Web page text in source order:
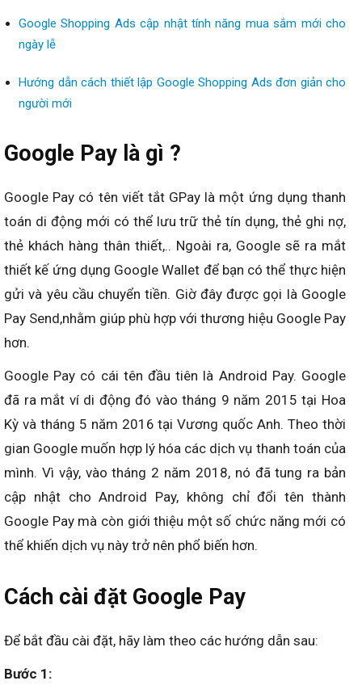
Google Shopping Ads cập nhật tính năng mua sắm mới cho
ngày lễ
Hướng dẫn cách thiết lập Google Shopping Ads đơn giản cho
người mới
Google Pay là gì ?
Google Pay có tên viết tắt GPay là một ứng dụng thanh
toán di động mới có thể lưu trữ thẻ tín dụng, thẻ ghi nợ,
thẻ khách hàng thân thiết,.. Ngoài ra, Google sẽ ra mắt
thiết kế ứng dụng Google Wallet để bạn có thể thực hiện
gửi và yêu cầu chuyển tiền. Giờ đây được gọi là Google
Pay Send,nhằm giúp phù hợp với thương hiệu Google Pay
hơn.
Google Pay có cái tên đầu tiên là Android Pay. Google
đã ra mắt ví di động đó vào tháng 9 năm 2015 tại Hoa
Kỳ và tháng 5 năm 2016 tại Vương quốc Anh. Theo thời
gian Google muốn hợp lý hóa các dịch vụ thanh toán của
mình. Vì vậy, vào tháng 2 năm 2018, nó đã tung ra bản
cập nhật cho Android Pay, không chỉ đổi tên thành
Google Pay mà còn giới thiệu một số chức năng mới có
thể khiến dịch vụ này trở nên phổ biến hơn.
Cách cài đặt Google Pay
Để bắt đầu cài đặt, hãy làm theo các hướng dẫn sau:
Bước 1: